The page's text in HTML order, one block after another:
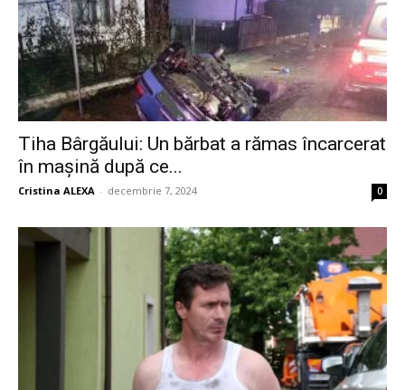
Tiha Bârgăului: Un bărbat a rămas încarcerat
în mașină după ce...
Cristina ALEXA - decembrie 7, 2024 0